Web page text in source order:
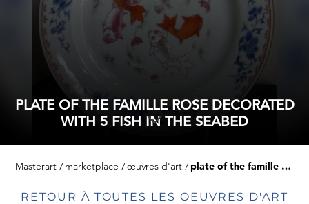
PLATE OF THE FAMILLE ROSE DECORATED
WITH 5 FISH IN THE SEABED
Masterart marketplace œuvres d'art plate of the famille rose decorated with 5 fish in the seabed
RETOUR À TOUTES LES OEUVRES D'ART